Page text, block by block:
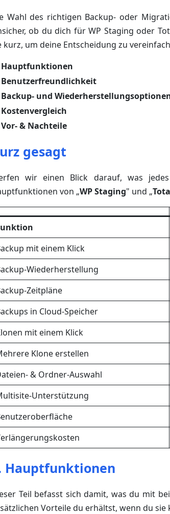
Wahl des richtigen Backup- oder
ob du dich für WP Staging oder
kurz, um deine Entscheidung zu
Hauptfunktionen
Benutzerfreundlichkeit
Backup- und
Kostenvergleich
Vor- & Nachteile
gesagt
wir einen Blick darauf, was
von „WP Staging" und „
mit einem Klick
Wiederherstellung
Zeitpläne
in Cloud-Speicher
mit einem Klick
Klone erstellen
& Ordner-Auswahl
Unterstützung
Hauptfunktionen
Teil befasst sich damit, was du mit
Vorteile du erhältst, wenn du sie